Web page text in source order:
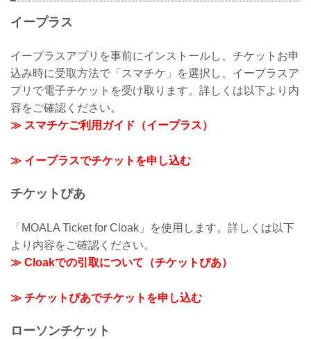
イープラス
イープラスアプリを事前にインストールし、チケットお申
込み時に受取方法で「スマチケ」を選択し、イープラスア
プリで電子チケットを受け取ります。詳しくは以下より内
容をご確認ください。
≫ スマチケご利用ガイド（イープラス）
≫ イープラスでチケットを申し込む
チケットぴあ
「MOALA Ticket for Cloak」を使用します。詳しくは以下
より内容をご確認ください。
≫ Cloakでの引取について（チケットぴあ）
≫ チケットぴあでチケットを申し込む
ローソンチケット